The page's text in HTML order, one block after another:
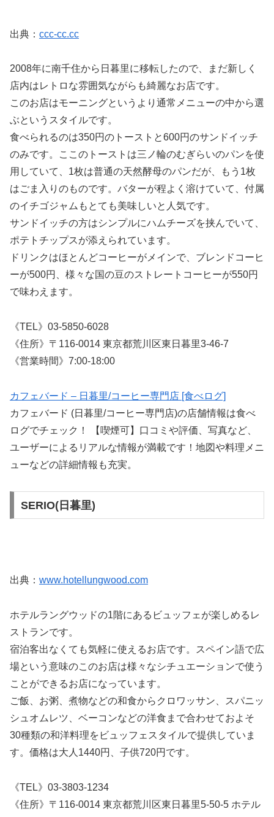
出典： ccc-cc.cc
2008年に南千住から日暮里に移転したので、まだ新しく
店内はレトロな雰囲気ながらも綺麗なお店です。
このお店はモーニングというより通常メニューの中から選
ぶというスタイルです。
食べられるのは350円のトーストと600円のサンドイッチ
のみです。ここのトーストは三ノ輪のむぎらいのパンを使
用していて、1枚は普通の天然酵母のパンだが、もう1枚
はごま入りのものです。バターが程よく溶けていて、付属
のイチゴジャムもとても美味しいと人気です。
サンドイッチの方はシンプルにハムチーズを挟んでいて、
ポテトチップスが添えられています。
ドリンクはほとんどコーヒーがメインで、ブレンドコーヒ
ーが500円、様々な国の豆のストレートコーヒーが550円
で味わえます。
《TEL》03-5850-6028
《住所》〒116-0014 東京都荒川区東日暮里3-46-7
《営業時間》7:00-18:00
カフェバード – 日暮里/コーヒー専門店 [食べログ]
カフェバード (日暮里/コーヒー専門店)の店舗情報は食べ
ログでチェック！ 【喫煙可】口コミや評価、写真など、
ユーザーによるリアルな情報が満載です！地図や料理メニ
ューなどの詳細情報も充実。
SERIO(日暮里)
出典： www.hotellungwood.com
ホテルラングウッドの1階にあるビュッフェが楽しめるレ
ストランです。
宿泊客出なくても気軽に使えるお店です。スペイン語で広
場という意味のこのお店は様々なシチュエーションで使う
ことができるお店になっています。
ご飯、お粥、煮物などの和食からクロワッサン、スパニッ
シュオムレツ、ベーコンなどの洋食まで合わせておよそ
30種類の和洋料理をビュッフェスタイルで提供していま
す。価格は大人1440円、子供720円です。
《TEL》03-3803-1234
《住所》〒116-0014 東京都荒川区東日暮里5-50-5 ホテル